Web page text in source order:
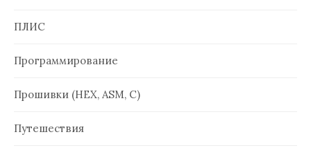
ПЛИС
Программирование
Прошивки (HEX, ASM, C)
Путешествия